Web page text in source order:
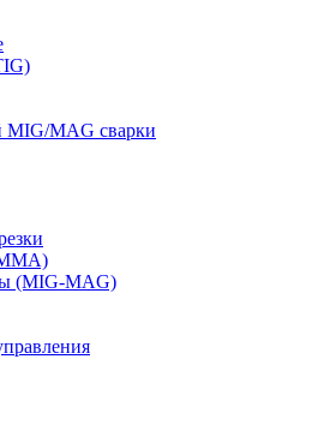
MIG/MAG сварки
(MIG-MAG)